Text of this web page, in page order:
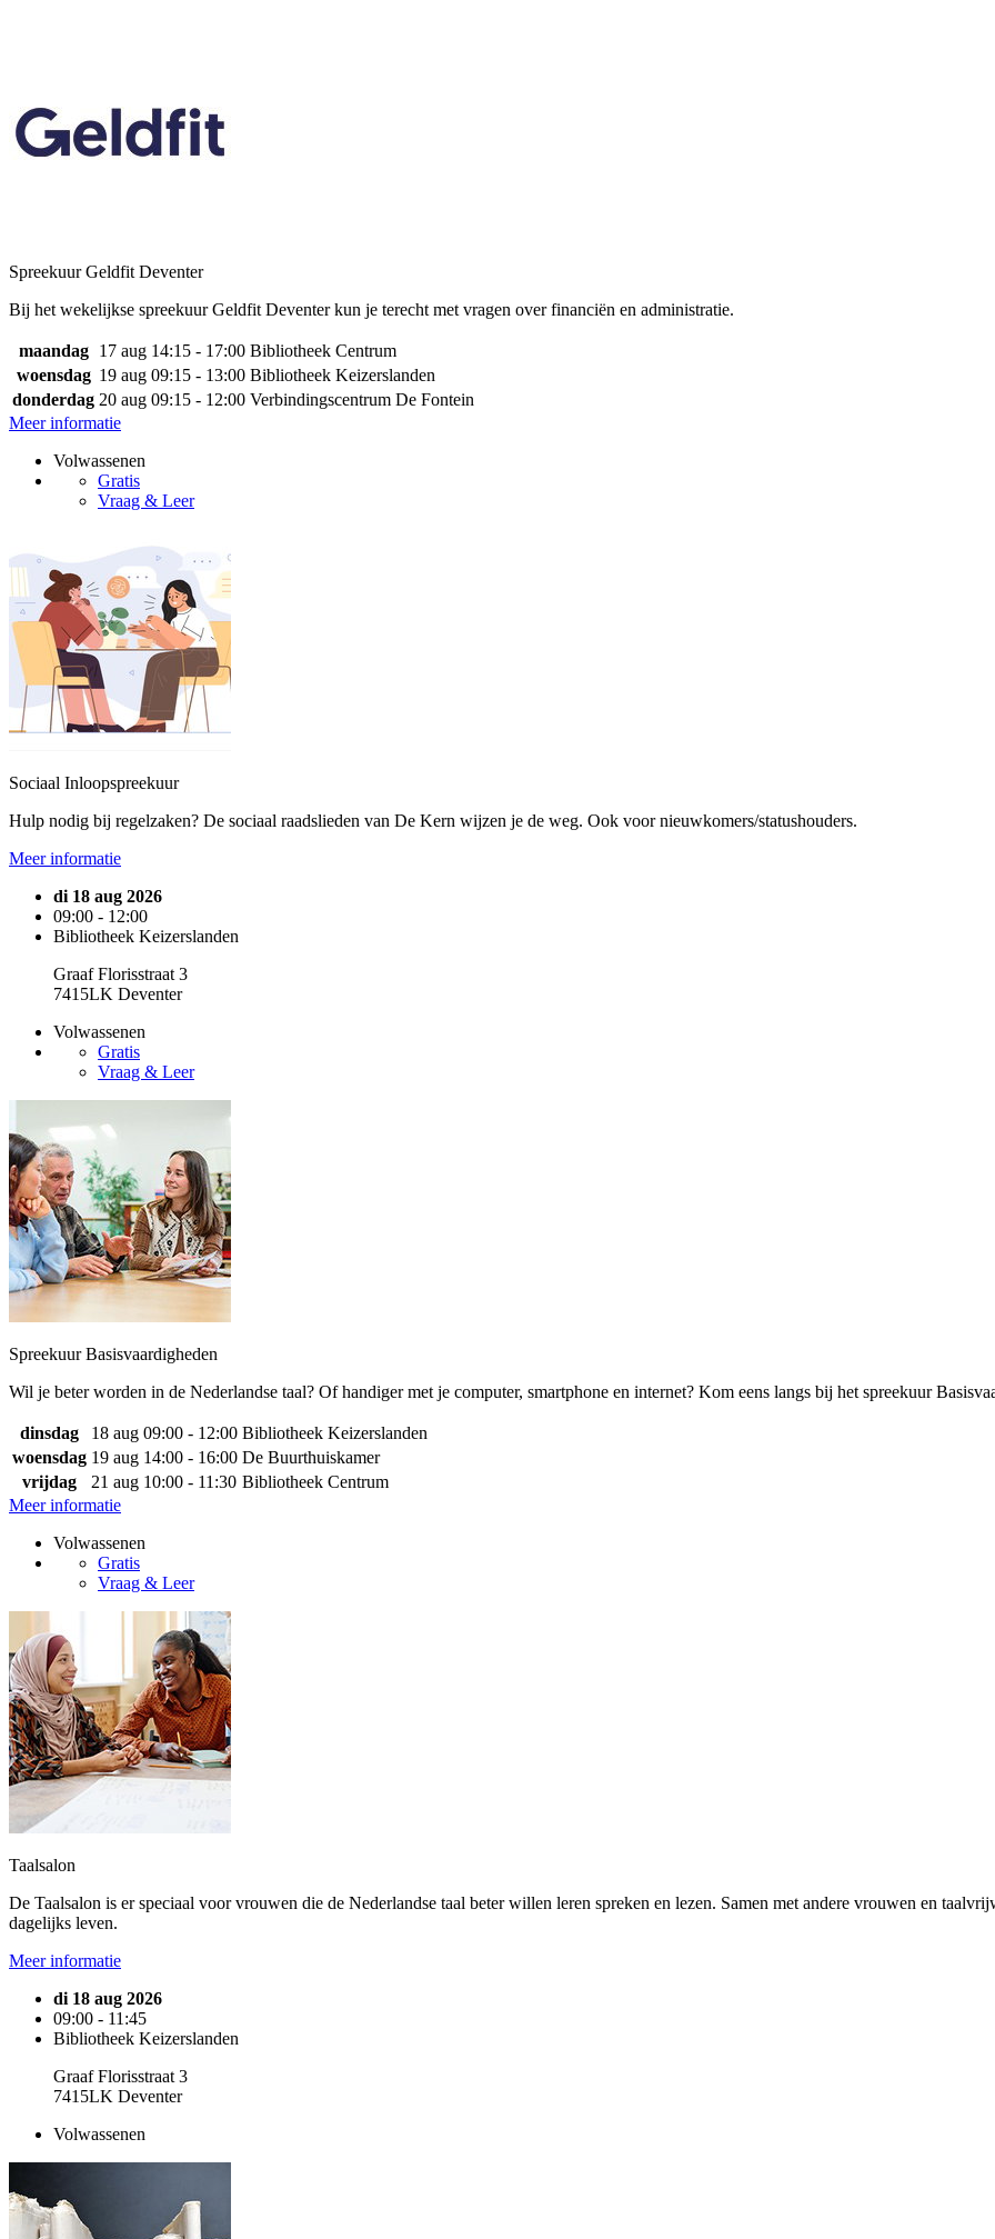
Spreekuur Geldfit Deventer
Bij het wekelijkse spreekuur Geldfit Deventer kun je terecht met vragen over financiën en administratie.
maandag 17 aug 14:15 - 17:00 Bibliotheek Centrum
woensdag 19 aug 09:15 - 13:00 Bibliotheek Keizerslanden
donderdag 20 aug 09:15 - 12:00 Verbindingscentrum De Fontein
Meer informatie
Volwassenen
Gratis
Vraag & Leer
Sociaal Inloopspreekuur
Hulp nodig bij regelzaken? De sociaal raadslieden van De Kern wijzen je de weg. Ook voor nieuwkomers/statushouders.
Meer informatie
di 18 aug 2026
09:00 - 12:00
Bibliotheek Keizerslanden
Graaf Florisstraat 3
7415LK Deventer
Volwassenen
Gratis
Vraag & Leer
Spreekuur Basisvaardigheden
Wil je beter worden in de Nederlandse taal? Of handiger met je computer, smartphone en internet? Kom eens langs bij het spreekuur
dinsdag 18 aug 09:00 - 12:00 Bibliotheek Keizerslanden
woensdag 19 aug 14:00 - 16:00 De Buurthuiskamer
vrijdag
21 aug 10:00 - 11:30 Bibliotheek Centrum
Meer informatie
Volwassenen
Gratis
Vraag & Leer
Taalsalon
De Taalsalon is er speciaal voor vrouwen die de Nederlandse taal beter willen leren spreken en lezen. Samen met andere vrouwen en
dagelijks leven.
Meer informatie
di 18 aug 2026
09:00 - 11:45
Bibliotheek Keizerslanden
Graaf Florisstraat 3
7415LK Deventer
Volwassenen